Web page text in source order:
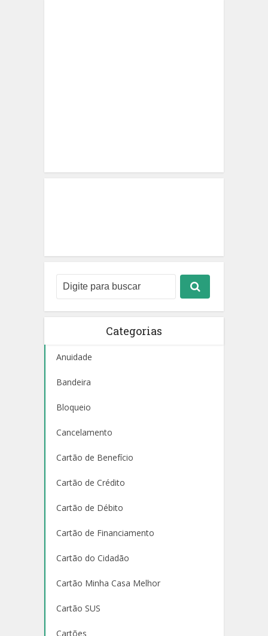
Categorias
Anuidade
Bandeira
Bloqueio
Cancelamento
Cartão de Benefício
Cartão de Crédito
Cartão de Débito
Cartão de Financiamento
Cartão do Cidadão
Cartão Minha Casa Melhor
Cartão SUS
Cartões